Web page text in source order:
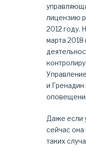
лицензию
2012 году.
марта 2018
и Гренадин
Даже если
сейчас она
таких